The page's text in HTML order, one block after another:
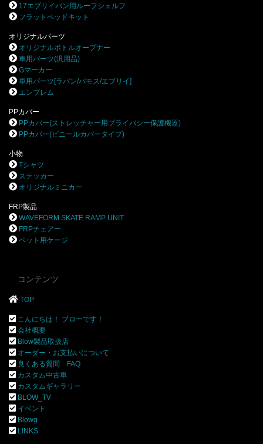
17エブリイバン用ルーフシェルフ
フラットベッドキット
オリジナルパーツ
オリジナルボトルオープナー
車用パーツ(汎用品)
Gマーカー
車用パーツ[ラパン/バモス/エブリイ]
エンブレム
PPカバー
PPカバー(ストレッチャー用プライバシー保護機器)
PPカバー(ビニールカバータイプ)
小物
Tシャツ
ステッカー
オリジナルミニカー
FRP製品
WAVEFORM SKATE RAMP UNIT
FRPチェアー
ペット用ケージ
コンテンツ
TOP
こんにちは！ ブローです！
会社概要
Blow製品取扱店
オーダー・お支払いについて
良くある質問 FAQ
カスタム中古車
カスタムギャラリー
BLOW_TV
イベント
Blowg
LINKS